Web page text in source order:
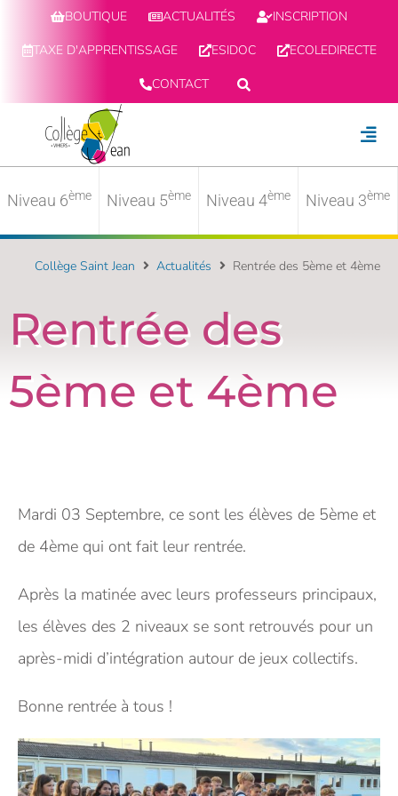
BOUTIQUE ACTUALITÉS
INSCRIPTION
TAXE D'APPRENTISSAGE
ESIDOC
ECOLEDIRECTE
CONTACT
Niveau 6ème Niveau 5ème Niveau 4ème Niveau 3ème
Collège Saint Jean Actualités Rentrée des 5ème et 4ème
Rentrée des
5ème et 4ème
Mardi 03 Septembre, ce sont les élèves de 5ème et
de 4ème qui ont fait leur rentrée.
Après la matinée avec leurs professeurs principaux,
les élèves des 2 niveaux se sont retrouvés pour un
après-midi d’intégration autour de jeux collectifs.
Bonne rentrée à tous !